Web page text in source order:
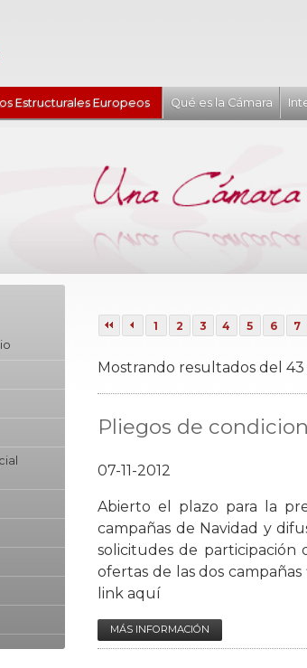
Estructurales Europeos Qué es la Cámara
1 2 3 4 5 6 7
Mostrando resultados del
Pliegos de
07-11-2012
Abierto el plazo para la
campañas de Navidad y
solicitudes de participación
ofertas de las dos
link aquí
MÁS INFORMACIÓN